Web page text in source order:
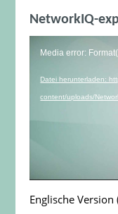
NetworkIQ-
Media error:
Datei herunterladen:
content/uploads/
Englische